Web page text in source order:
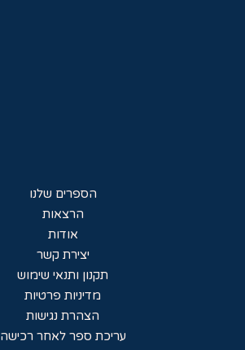
הספרים שלנו
הרצאות
אודות
יצירת קשר
תקנון ותנאי שימוש
מדיניות פרטיות
הצהרת נגישות
עריכת ספר לאחר רכישה